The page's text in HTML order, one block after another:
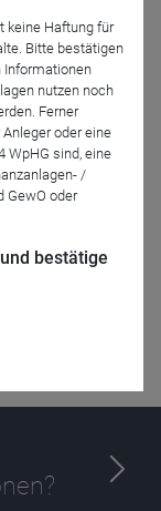
anmelden
keine Haftung für
Bitte bestätigen
Informationen
nutzen noch
Ferner
oder eine
WpHG sind, eine
/
GewO oder
bestätige